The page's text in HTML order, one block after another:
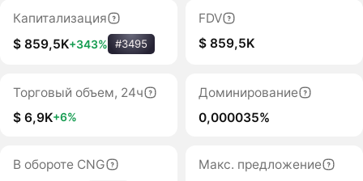
Капитализация
$ 859,5K+343% #3495
FDV
$ 859,5K
Торговый объем, 24ч
$ 6,9K+6%
Доминирование
0,000035%
В обороте CNG
Макс. предложение